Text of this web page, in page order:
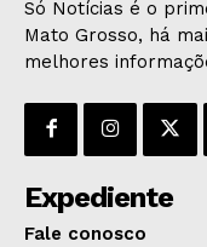
Só Notícias é o
Mato Grosso, há
melhores
Expediente
Fale conosco